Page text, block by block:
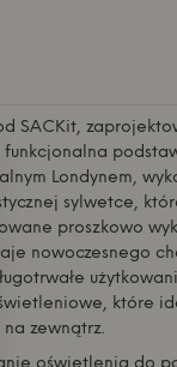
SACKit,
Londynem,
sylwetce,
proszkowo
nowoczesnego
które
zewnątrz.